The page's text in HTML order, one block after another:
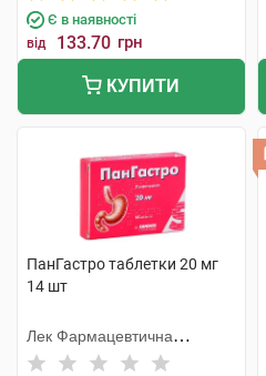
Є в наявності
від 133.70 грн
КУПИТИ
ПанГастро таблетки 20 мг
14 шт
Лек Фармацевтична
компанія